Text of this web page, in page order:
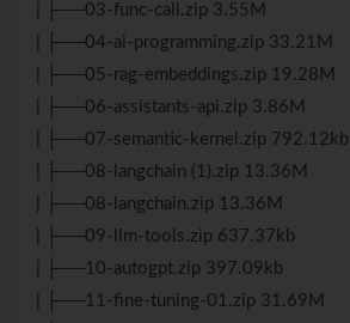
| ├──03-func-call.zip 3.55M
| ├──04-ai-programming.zip 33.21M
| ├──05-rag-embeddings.zip 19.28M
| ├──06-assistants-api.zip 3.86M
| ├──07-semantic-kernel.zip 792.12kb
| ├──08-langchain (1).zip 13.36M
| ├──08-langchain.zip 13.36M
| ├──09-llm-tools.zip 637.37kb
| ├──10-autogpt.zip 397.09kb
| ├──11-fine-tuning-01.zip 31.69M